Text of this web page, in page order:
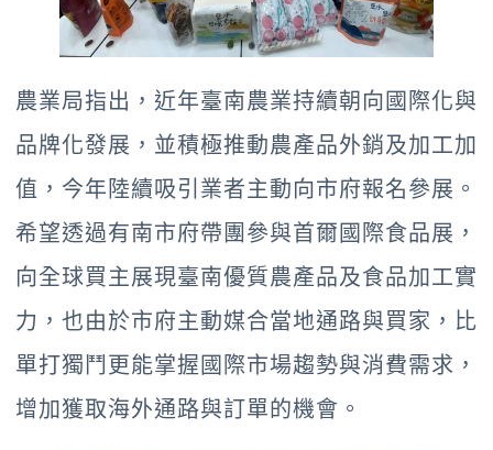
農業局指出，近年臺南農業持續朝向國際化與
品牌化發展，並積極推動農產品外銷及加工加
值，今年陸續吸引業者主動向市府報名參展。
希望透過有南市府帶團參與首爾國際食品展，
向全球買主展現臺南優質農產品及食品加工實
力，也由於市府主動媒合當地通路與買家，比
單打獨鬥更能掌握國際市場趨勢與消費需求，
增加獲取海外通路與訂單的機會。